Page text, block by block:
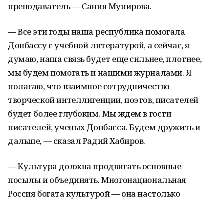
преподаватель — Сания Мунирова.
— Все эти годы наша республика помогала
Донбассу с учебной литературой, а сейчас, я
думаю, наша связь будет еще сильнее, плотнее,
мы будем помогать и нашими журналами. Я
полагаю, что взаимное сотрудничество
творческой интеллигенции, поэтов, писателей
будет более глубоким. Мы ждем в гости
писателей, ученых Донбасса. Будем дружить и
дальше, — сказал Радий Хабиров.
— Культура должна продвигать основные
посылы и объединять. Многонациональная
Россия богата культурой — она настолько